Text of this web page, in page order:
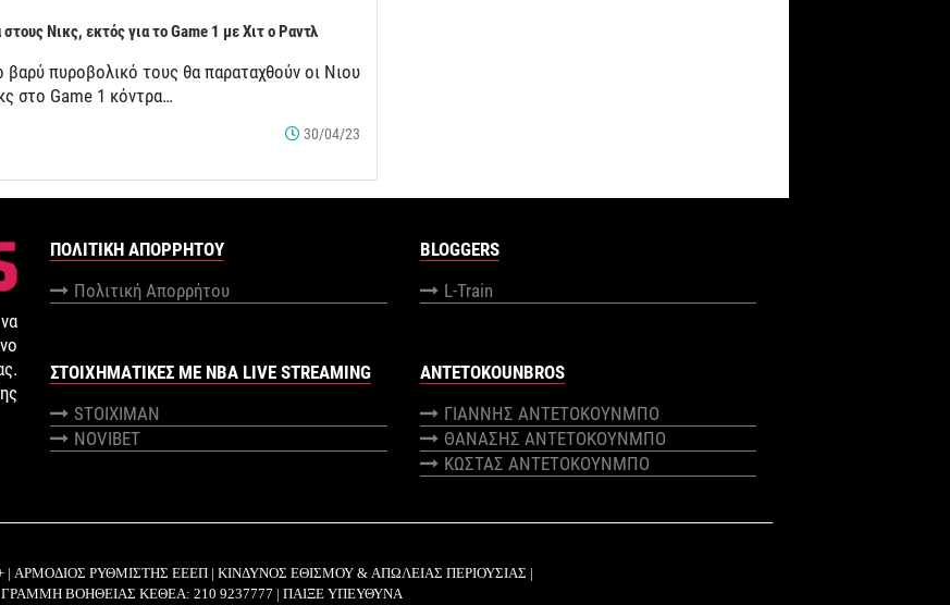
Νικς, εκτός για το Game 1 με Χιτ ο Ραντλ
βαρύ πυροβολικό τους θα παραταχθούν οι Νιου
στο Game 1 κόντρα…
30/04/23
ΠΟΛΙΤΙΚΉ ΑΠΟΡΡΉΤΟΥ
Πολιτική Απορρήτου
BLOGGERS
L-Train
ΣΤΟΙΧΗΜΑΤΙΚΕΣ ΜΕ NBA LIVE STREAMING
STOIXIMAN
NOVIBET
ANTETOKOUNBROS
ΓΙΑΝΝΗΣ ΑΝΤΕΤΟΚΟΥΝΜΠΟ
ΘΑΝΑΣΗΣ ΑΝΤΕΤΟΚΟΥΝΜΠΟ
ΚΩΣΤΑΣ ΑΝΤΕΤΟΚΟΥΝΜΠΟ